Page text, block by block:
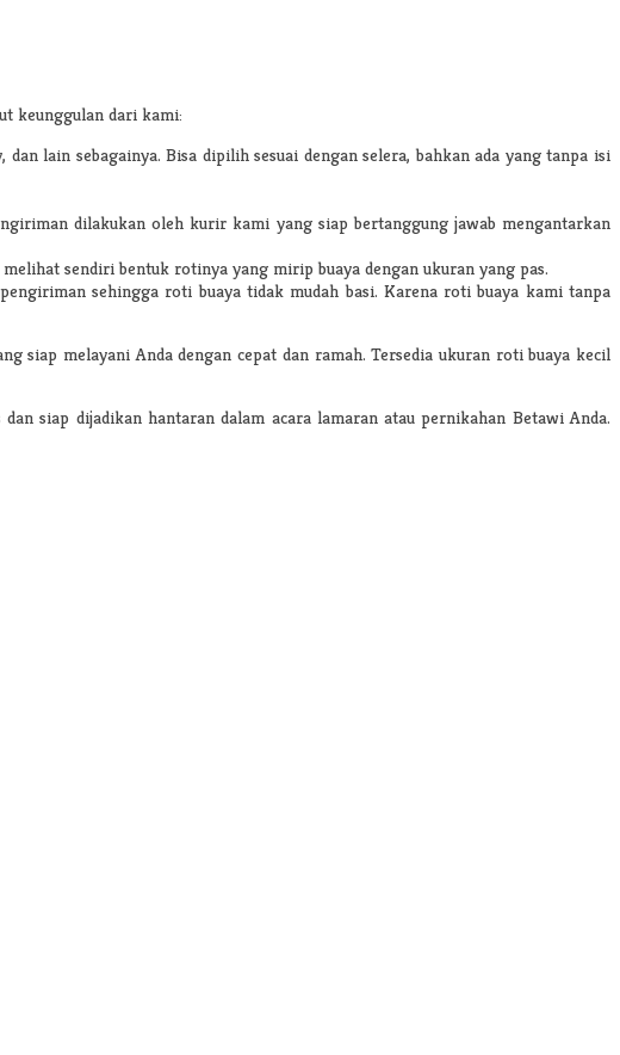
keunggulan dari kami:
lain sebagainya. Bisa dipilih sesuai dengan selera, bahkan ada yang tanpa isi
dilakukan oleh kurir kami yang siap bertanggung jawab mengantarkan
sendiri bentuk rotinya yang mirip buaya dengan ukuran yang pas.
sehingga roti buaya tidak mudah basi. Karena roti buaya kami tanpa
siap melayani Anda dengan cepat dan ramah. Tersedia ukuran roti buaya kecil
siap dijadikan hantaran dalam acara lamaran atau pernikahan Betawi Anda.